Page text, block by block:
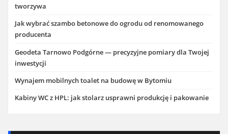
tworzywa
Jak wybrać szambo betonowe do ogrodu od renomowanego
producenta
Geodeta Tarnowo Podgórne — precyzyjne pomiary dla Twojej
inwestycji
Wynajem mobilnych toalet na budowę w Bytomiu
Kabiny WC z HPL: jak stolarz usprawni produkcję i pakowanie